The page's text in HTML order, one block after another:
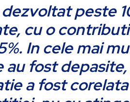
dezvoltat peste
cu o
In cele mai
fost depasite,
a fost